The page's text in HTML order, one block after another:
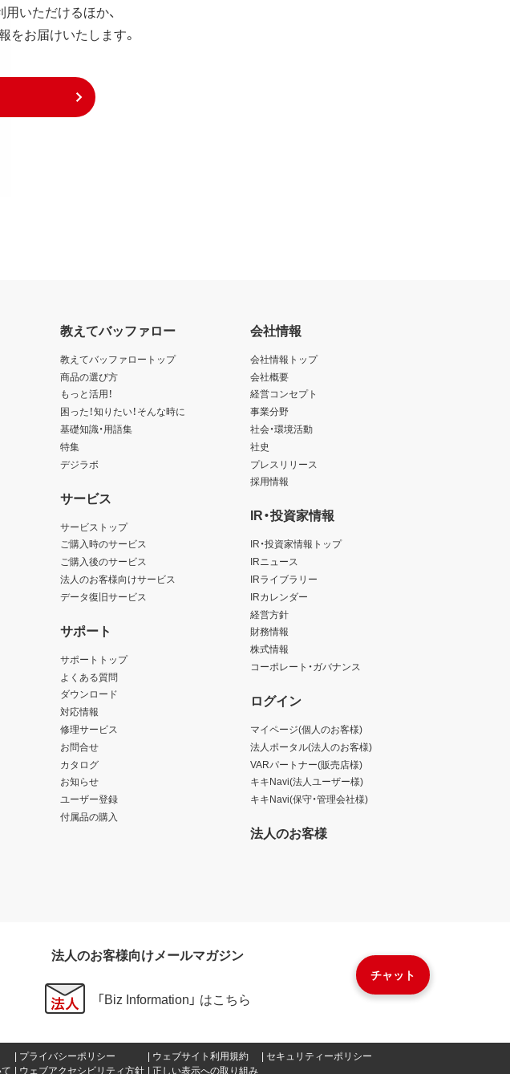
いただけるほか、
をお届けいたします。
チャット
教えてバッファロー
教えてバッファロートップ
商品の選び方
もっと活用！
困った！知りたい！そんな時に
基礎知識・用語集
特集
デジラボ
サービス
サービストップ
ご購入時のサービス
ご購入後のサービス
法人のお客様向けサービス
データ復旧サービス
サポート
サポートトップ
よくある質問
ダウンロード
対応情報
修理サービス
お問合せ
カタログ
お知らせ
ユーザー登録
付属品の購入
会社情報
会社情報トップ
会社概要
経営コンセプト
事業分野
社会・環境活動
社史
プレスリリース
採用情報
IR・投資家情報
IR・投資家情報トップ
IRニュース
IRライブラリー
IRカレンダー
経営方針
財務情報
株式情報
コーポレート・ガバナンス
ログイン
マイページ(個人のお客様)
法人ポータル(法人のお客様)
VARパートナー(販売店様)
キキNavi(法人ユーザー様)
キキNavi(保守・管理会社様)
法人のお客様
法人のお客様向けメールマガジン
「Biz Information」 はこちら
プライバシーポリシー ウェブサイト利用規約
セキュリティーポリシー
ウェブアクセシビリティ方針 正しい表示への取り組み